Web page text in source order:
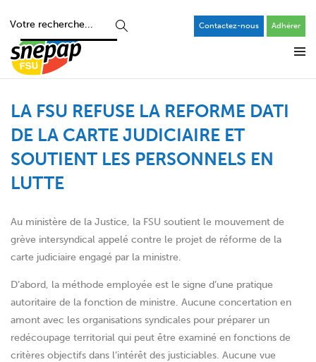
Contactez-nous Adhérer
LA FSU REFUSE LA REFORME DATI
DE LA CARTE JUDICIAIRE ET
SOUTIENT LES PERSONNELS EN
LUTTE
Au ministère de la Justice, la FSU soutient le mouvement de
grève intersyndical appelé contre le projet de réforme de la
carte judiciaire engagé par la ministre.
D’abord, la méthode employée est le signe d’une pratique
autoritaire de la fonction de ministre. Aucune concertation en
amont avec les organisations syndicales pour préparer un
redécoupage territorial qui peut être examiné en fonctions de
critères objectifs dans l’intérêt des justiciables. Aucune vue